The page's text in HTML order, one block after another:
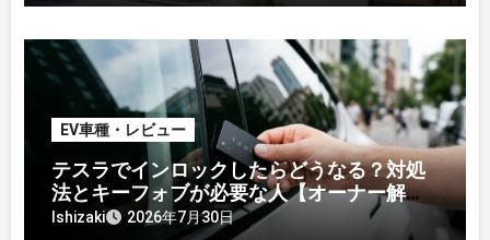
EV車種・レビュー
テスラでインロックしたらどうなる？対処
法とキーフォブが必要な人【オーナー解
説】
Ishizaki 2026年7月30日